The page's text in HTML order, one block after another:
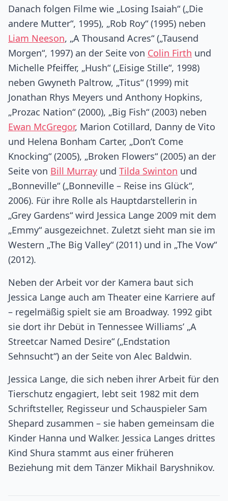
Danach folgen Filme wie „Losing Isaiah“ („Die
andere Mutter“, 1995), „Rob Roy“ (1995) neben
Liam Neeson, „A Thousand Acres“ („Tausend
Morgen“, 1997) an der Seite von Colin Firth und
Michelle Pfeiffer, „Hush“ („Eisige Stille“, 1998)
neben Gwyneth Paltrow, „Titus“ (1999) mit
Jonathan Rhys Meyers und Anthony Hopkins,
„Prozac Nation“ (2000), „Big Fish“ (2003) neben
Ewan McGregor, Marion Cotillard, Danny de Vito
und Helena Bonham Carter, „Don’t Come
Knocking“ (2005), „Broken Flowers“ (2005) an der
Seite von Bill Murray und Tilda Swinton und
„Bonneville“ („Bonneville – Reise ins Glück“,
2006). Für ihre Rolle als Hauptdarstellerin in
„Grey Gardens“ wird Jessica Lange 2009 mit dem
„Emmy“ ausgezeichnet. Zuletzt sieht man sie im
Western „The Big Valley“ (2011) und in „The Vow“
(2012).
Neben der Arbeit vor der Kamera baut sich
Jessica Lange auch am Theater eine Karriere auf
– regelmäßig spielt sie am Broadway. 1992 gibt
sie dort ihr Debüt in Tennessee Williams’ „A
Streetcar Named Desire“ („Endstation
Sehnsucht“) an der Seite von Alec Baldwin.
Jessica Lange, die sich neben ihrer Arbeit für den
Tierschutz engagiert, lebt seit 1982 mit dem
Schriftsteller, Regisseur und Schauspieler Sam
Shepard zusammen – sie haben gemeinsam die
Kinder Hanna und Walker. Jessica Langes drittes
Kind Shura stammt aus einer früheren
Beziehung mit dem Tänzer Mikhail Baryshnikov.